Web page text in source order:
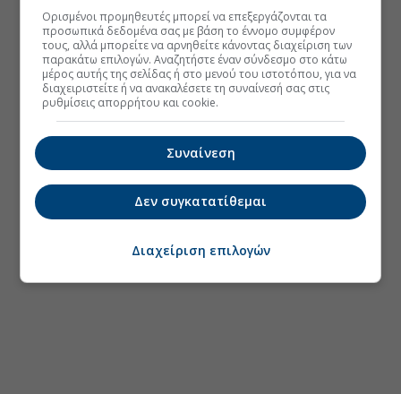
Ορισμένοι προμηθευτές μπορεί να επεξεργάζονται τα
προσωπικά δεδομένα σας με βάση το έννομο συμφέρον
τους, αλλά μπορείτε να αρνηθείτε κάνοντας διαχείριση των
παρακάτω επιλογών. Αναζητήστε έναν σύνδεσμο στο κάτω
μέρος αυτής της σελίδας ή στο μενού του ιστοτόπου, για να
διαχειριστείτε ή να ανακαλέσετε τη συναίνεσή σας στις
ρυθμίσεις απορρήτου και cookie.
Συναίνεση
Δεν συγκατατίθεμαι
Διαχείριση επιλογών